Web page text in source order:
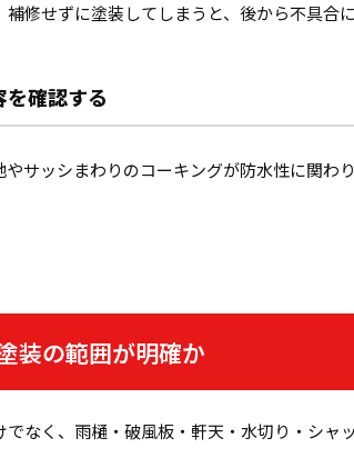
修せずに塗装してしまうと、後から不具合
を確認する
サッシまわりのコーキングが防水性に関
装の範囲が明確か
なく、雨樋・破風板・軒天・水切り・シャ